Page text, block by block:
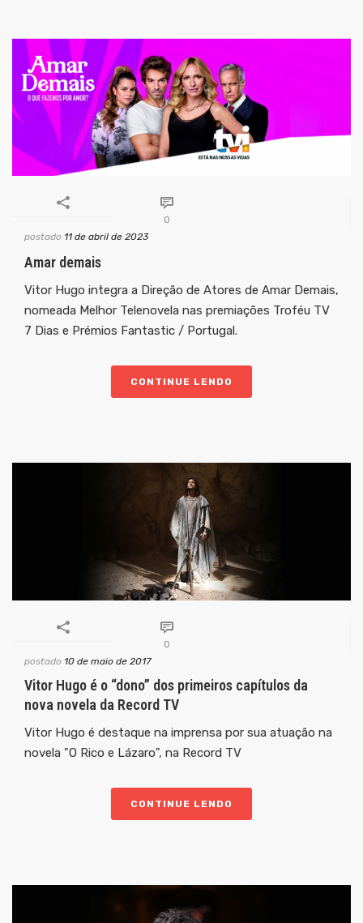
0
postado 11 de abril de 2023
Amar demais
Vitor Hugo integra a Direção de Atores de Amar Demais,
nomeada Melhor Telenovela nas premiações Troféu TV
7 Dias e Prémios Fantastic / Portugal.
CONTINUE LENDO
0
postado 10 de maio de 2017
Vitor Hugo é o “dono” dos primeiros capítulos da
nova novela da Record TV
Vitor Hugo é destaque na imprensa por sua atuação na
novela "O Rico e Lázaro", na Record TV
CONTINUE LENDO